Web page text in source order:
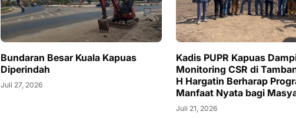
Bundaran Besar Kuala Kapuas
Diperindah
Juli 27, 2026
Kadis PUPR Kapuas
Monitoring CSR di
H Hargatin Berharap
Manfaat Nyata bagi
Juli 21, 2026